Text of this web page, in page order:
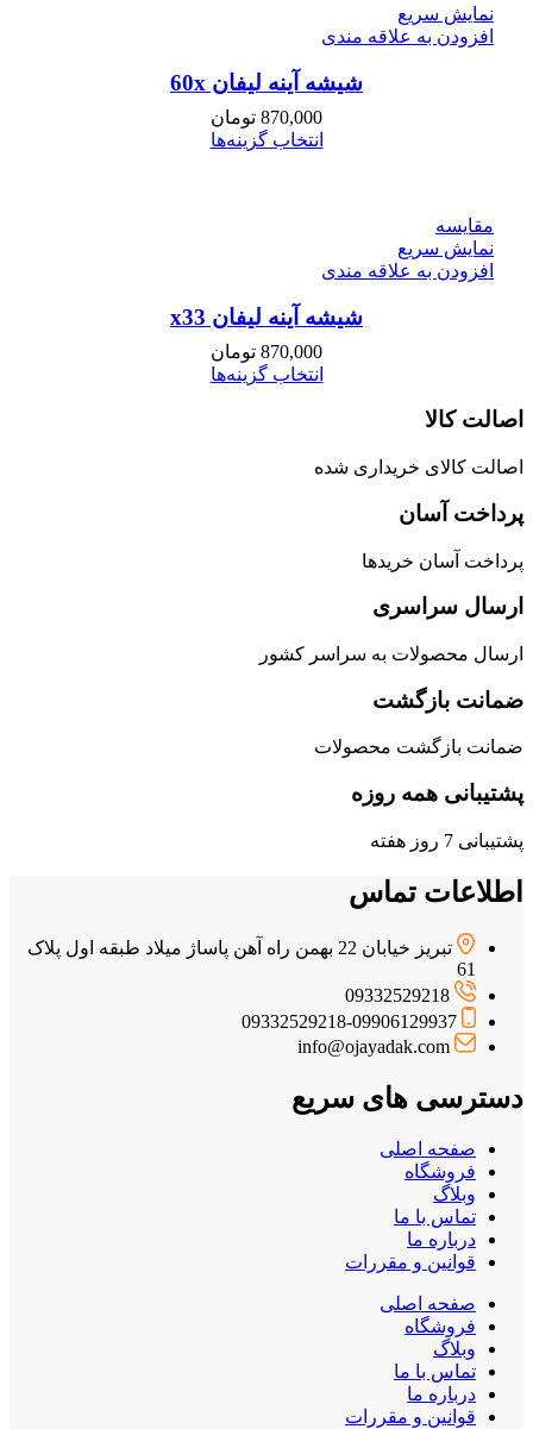
نمایش سریع
افزودن به علاقه مندی
شیشه آینه لیفان 60x
870,000 تومان
انتخاب گزینه‌ها
مقايسه
نمایش سریع
افزودن به علاقه مندی
شیشه آینه لیفان x33
870,000 تومان
انتخاب گزینه‌ها
اصالت کالا
اصالت کالای خریداری شده
پرداخت آسان
پرداخت آسان خریدها
ارسال سراسری
ارسال محصولات به سراسر کشور
ضمانت بازگشت
ضمانت بازگشت محصولات
پشتیبانی همه روزه
پشتیبانی 7 روز هفته
اطلاعات تماس
تبریز خیابان 22 بهمن راه آهن پاساژ میلاد طبقه اول پلاک
61
09332529218
09332529218-09906129937
info@ojayadak.com
دسترسی های سریع
صفحه اصلی
فروشگاه
وبلاگ
تماس با ما
درباره ما
قوانین و مقررات
صفحه اصلی
فروشگاه
وبلاگ
تماس با ما
درباره ما
قوانین و مقررات